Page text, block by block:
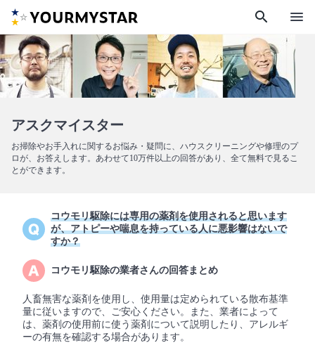
search menu
アスクマイスター
お掃除やお手入れに関するお悩み・疑問に、ハウスクリーニングや修理のプ
ロが、お答えします。あわせて10万件以上の回答があり、全て無料で見るこ
とができます。
コウモリ駆除には専用の薬剤を使用されると思います
が、アトピーや喘息を持っている人に悪影響はないで
すか？
コウモリ駆除の業者さんの回答まとめ
人畜無害な薬剤を使用し、使用量は定められている散布基準
量に従いますので、ご安心ください。また、業者によって
は、薬剤の使用前に使う薬剤について説明したり、アレルギ
ーの有無を確認する場合があります。